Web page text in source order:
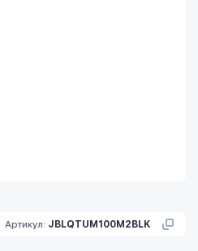
Артикул: JBLQTUM100M2BLK